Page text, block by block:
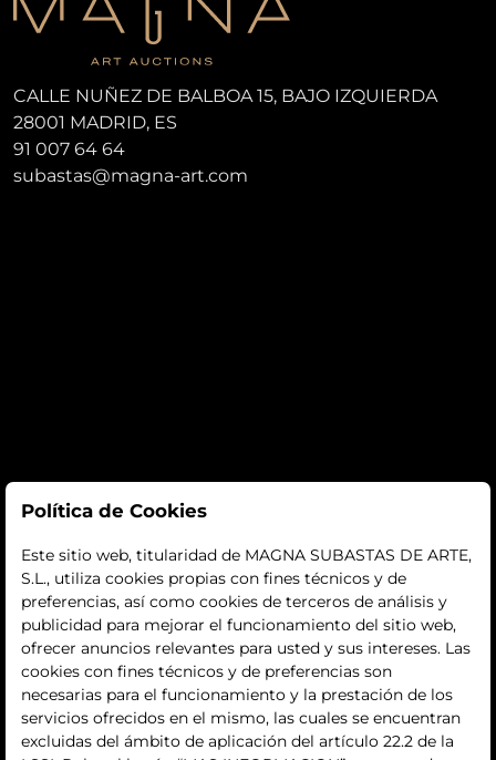
CALLE NUÑEZ DE BALBOA 15, BAJO IZQUIERDA
28001 MADRID, ES
91 007 64 64
subastas@magna-art.com
Subastas
subastas
histórico
La empresa
quiénes somos
contacto
Política de Cookies
Este sitio web, titularidad de MAGNA SUBASTAS DE ARTE,
S.L., utiliza cookies propias con fines técnicos y de
preferencias, así como cookies de terceros de análisis y
publicidad para mejorar el funcionamiento del sitio web,
ofrecer anuncios relevantes para usted y sus intereses. Las
cookies con fines técnicos y de preferencias son
necesarias para el funcionamiento y la prestación de los
servicios ofrecidos en el mismo, las cuales se encuentran
excluidas del ámbito de aplicación del artículo 22.2 de la